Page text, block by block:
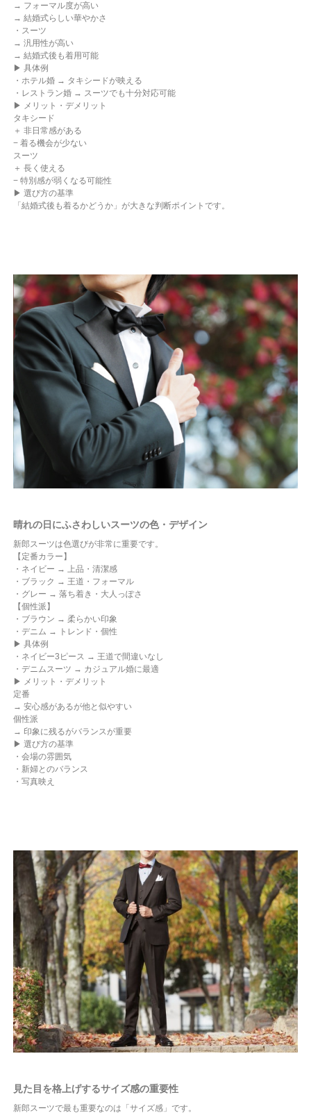
→ フォーマル度が高い
→ 結婚式らしい華やかさ
・スーツ
→ 汎用性が高い
→ 結婚式後も着用可能
▶ 具体例
・ホテル婚 → タキシードが映える
・レストラン婚 → スーツでも十分対応可能
▶ メリット・デメリット
タキシード
＋ 非日常感がある
− 着る機会が少ない
スーツ
＋ 長く使える
− 特別感が弱くなる可能性
▶ 選び方の基準
「結婚式後も着るかどうか」が大きな判断ポイントです。
晴れの日にふさわしいスーツの色・デザイン
新郎スーツは色選びが非常に重要です。
【定番カラー】
・ネイビー → 上品・清潔感
・ブラック → 王道・フォーマル
・グレー → 落ち着き・大人っぽさ
【個性派】
・ブラウン → 柔らかい印象
・デニム → トレンド・個性
▶ 具体例
・ネイビー3ピース → 王道で間違いなし
・デニムスーツ → カジュアル婚に最適
▶ メリット・デメリット
定番
→ 安心感があるが他と似やすい
個性派
→ 印象に残るがバランスが重要
▶ 選び方の基準
・会場の雰囲気
・新婦とのバランス
・写真映え
見た目を格上げするサイズ感の重要性
新郎スーツで最も重要なのは「サイズ感」です。